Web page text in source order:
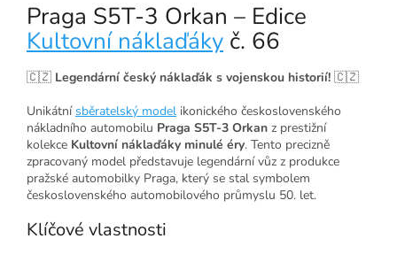
Praga S5T-3 Orkan – Edice
Kultovní náklaďáky č. 66
🇨🇿 Legendární český náklaďák s vojenskou historií! 🇨🇿
Unikátnísběratelský model ikonického československého
nákladního automobilu Praga S5T-3 Orkan z prestižní
kolekce Kultovní náklaďáky minulé éry. Tento precizně
zpracovaný model představuje legendární vůz z produkce
pražské automobilky Praga, který se stal symbolem
československého automobilového průmyslu 50. let.
Klíčové vlastnosti